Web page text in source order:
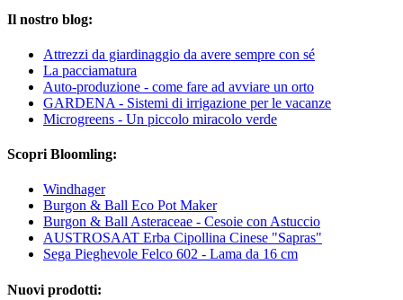
Il nostro blog:
Attrezzi da giardinaggio da avere sempre con sé
La pacciamatura
Auto-produzione - come fare ad avviare un orto
GARDENA - Sistemi di irrigazione per le vacanze
Microgreens - Un piccolo miracolo verde
Scopri Bloomling:
Windhager
Burgon & Ball Eco Pot Maker
Burgon & Ball Asteraceae - Cesoie con Astuccio
AUSTROSAAT Erba Cipollina Cinese "Sapras"
Sega Pieghevole Felco 602 - Lama da 16 cm
Nuovi prodotti: